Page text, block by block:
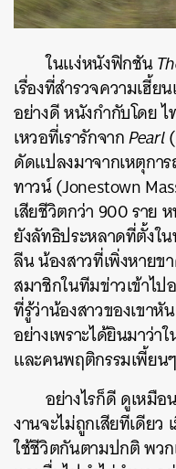
ในแง่หนังฟิกชัน
เรื่องที่สำรวจความเฮี้
อย่างดี หนังกำกับโดย
เหวอที่เรารักจากPearl
ดัดแปลงมาจากเหตุกา
ทาวน์ (Jonestown
เสียชีวิตกว่า 900 ราย
ยังลัทธิประหลาดที่ตั้งใ
ลีน น้องสาวที่เพิ่งหาย
สมาชิกในทีมข่าวเข้าไ
ที่รู้ว่าน้องสาวของเขา
อย่างเพราะได้ยินมาว่า
และคนพฤติกรรมเพี้ยนๆ
อย่างไรก็ดี ดูเหมื
งานจะไม่ถูกเสียทีเดีย
ใช้ชีวิตกันตามปกติ พวก